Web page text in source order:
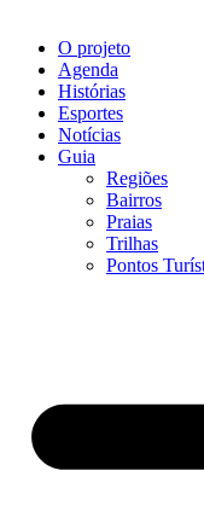
O projeto
Agenda
Histórias
Esportes
Notícias
Guia
Regiões
Bairros
Praias
Trilhas
Pontos